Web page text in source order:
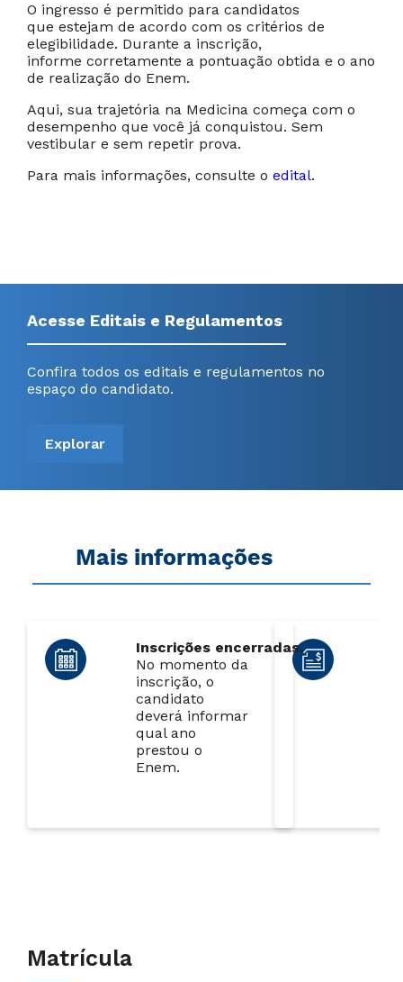
O ingresso é permitido para candidatos
que estejam de acordo com os critérios de
elegibilidade. Durante a inscrição,
informe corretamente a pontuação obtida e o ano
de realização do Enem.
Aqui, sua trajetória na Medicina começa com o
desempenho que você já conquistou. Sem
vestibular e sem repetir prova.
Para mais informações, consulte o edital.
Acesse Editais e Regulamentos
Confira todos os editais e regulamentos no
espaço do candidato.
Explorar
Mais informações
Inscrições encerradas.
No momento da
inscrição, o
candidato
deverá informar
qual ano
prestou o
Enem.
Matrícula